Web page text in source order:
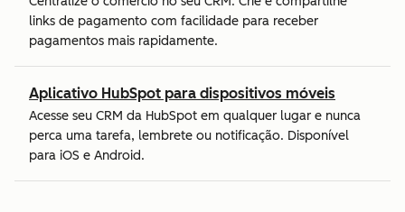
links de pagamento com facilidade para receber
pagamentos mais rapidamente.
Aplicativo HubSpot para dispositivos móveis
Acesse seu CRM da HubSpot em qualquer lugar e nunca
perca uma tarefa, lembrete ou notificação. Disponível
para iOS e Android.